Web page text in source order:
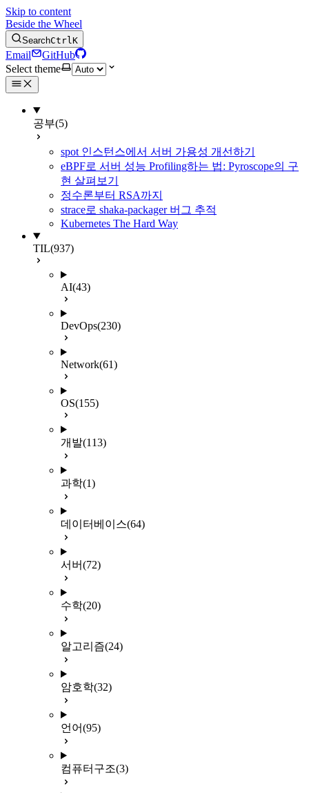
Skip to content
Beside the Wheel
SearchCtrlK
Email
GitHub
Select theme
공부(5)
spot 인스턴스에서 서버 가용성 개선하기
eBPF로 서버 성능 Profiling하는 법: Pyroscope의 구
현 살펴보기
정수론부터 RSA까지
strace로 shaka-packager 버그 추적
Kubernetes The Hard Way
TIL(937)
AI(43)
DevOps(230)
Network(61)
OS(155)
개발(113)
과학(1)
데이터베이스(64)
서버(72)
수학(20)
알고리즘(24)
암호학(32)
언어(95)
컴퓨터구조(3)